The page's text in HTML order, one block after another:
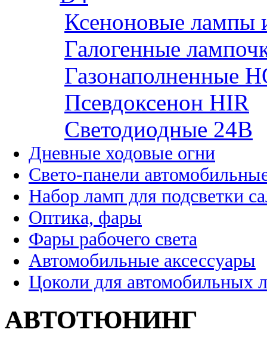
Ксеноновые лампы
Галогенные
Газонаполненные
Псевдоксенон HIR
Cветодиодные 24B
Дневные ходовые огни
Свето-панели
Набор ламп для подсветки
Оптика, фары
Фары рабочего света
Автомобильные аксессуары
Цоколи для автомобильных
АВТОТЮНИНГ